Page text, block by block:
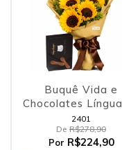
Buquê Vida e
Chocolates
Gato
2401
De R$278,90
Por R$224,90